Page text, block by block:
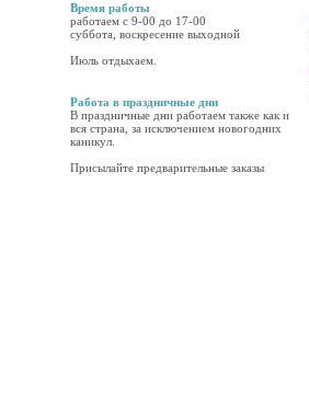
Время работы
работаем с 9-00 до 17-00
суббота, воскресение выходной
Июль отдыхаем.
Работа в праздничные дни
В праздничные дни работаем также как и
вся страна, за исключением новогодних
каникул.
Присылайте предварительные заказы